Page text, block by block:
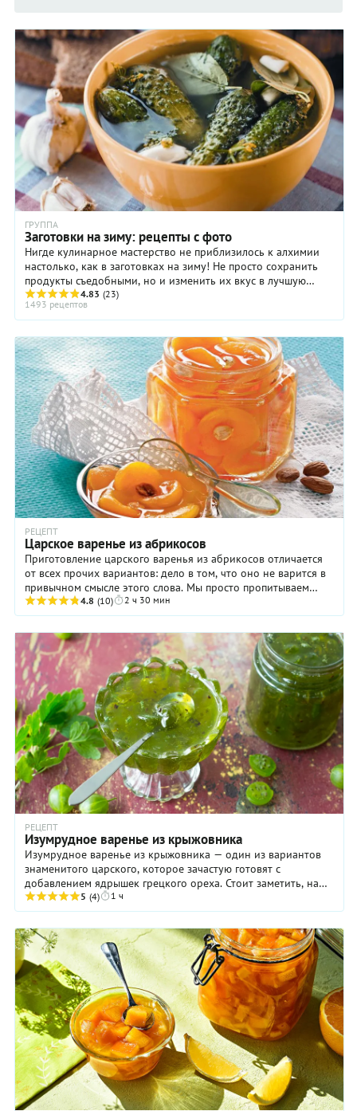
ГРУППА
Заготовки на зиму: рецепты с фото
Нигде кулинарное мастерство не приблизилось к алхимии
настолько, как в заготовках на зиму! Не просто сохранить
продукты съедобными, но и изменить их вкус в лучшую
сторону – настоящее искусство, ...
4.83 (23)
1493 рецептов
РЕЦЕПТ
Царское варенье из абрикосов
Приготовление царского варенья из абрикосов отличается
от всех прочих вариантов: дело в том, что оно не варится в
привычном смысле этого слова. Мы просто пропитываем
фрукты горячим сиропом на ...
4.8 (10) 2 ч 30 мин
РЕЦЕПТ
Изумрудное варенье из крыжовника
Изумрудное варенье из крыжовника — один из вариантов
знаменитого царского, которое зачастую готовят с
добавлением ядрышек грецкого ореха. Стоит заметить, наша
версия, упрощенная, ничуть не хуже! В ...
5 (4) 1 ч